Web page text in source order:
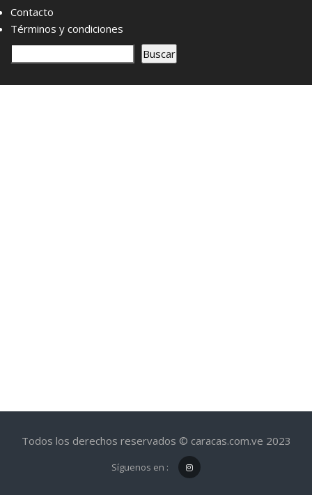
Contacto
Términos y condiciones
u
s
Buscar
Todos los derechos reservados © caracas.com.ve 2023
Síguenos en :